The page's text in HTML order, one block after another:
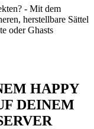
- Mit dem
herstellbare Sättel
oder Ghasts
HAPPY
DEINEM